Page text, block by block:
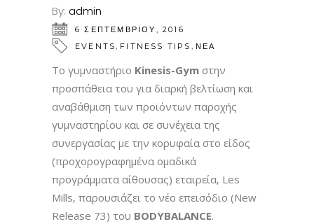
By: admin
6 ΣΕΠΤΕΜΒΡΊΟΥ, 2016
EVENTS, FITNESS TIPS , ΝΕΑ
Το γυμναστήριο Kinesis-Gym στην
προσπάθεια του για διαρκή βελτίωση και
αναβάθμιση των προϊόντων παροχής
γυμναστηρίου και σε συνέχεια της
συνεργασίας με την κορυφαία στο είδος
(προχορογραφημένα ομαδικά
προγράμματα αίθουσας) εταιρεία, Les
Mills, παρουσιάζει το νέο επεισόδιο (New
Release 73) του BODYBALANCE.